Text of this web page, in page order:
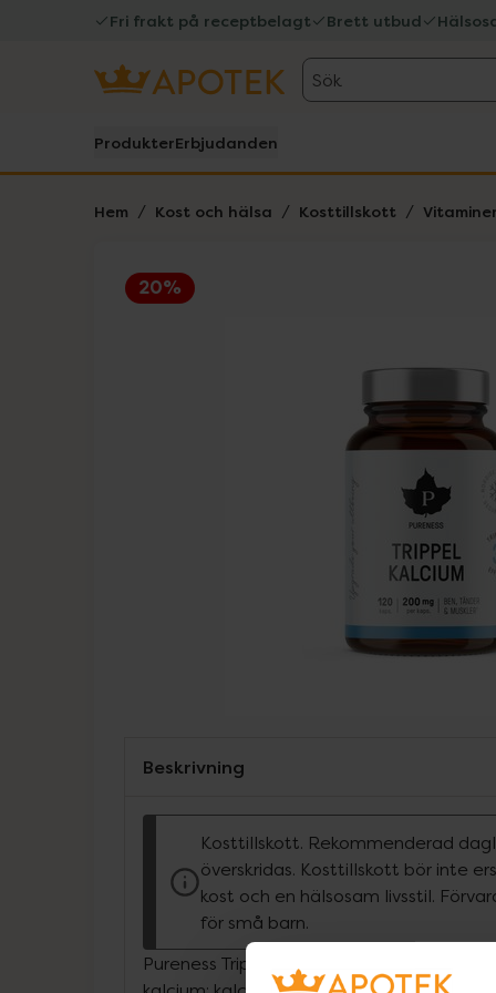
Fri frakt på receptbelagt Brett utbud
Sök
ProdukterErbjudanden
Hem Kost och hälsa Kosttillskott
20%
Beskrivning
Kosttillskott. Rekommenderad
överskridas. Kosttillskott bör inte
kost och en hälsosam livsstil.
för små barn.
Pureness Trippel Kalcium kombinerar tre